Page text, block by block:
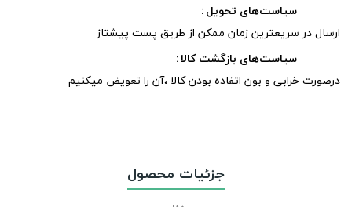
سیاست‌های تحویل
ارسال در سریعترین زمان ممکن از طریق پست پیشتاز
سیاست‌های بازگشت کالا
درصورت خرابی و بون اتفاده بودن کالا ،آن را تعویض میکنیم
جزئیات محصول